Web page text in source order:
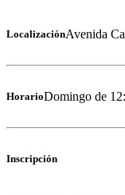
LocalizaciónAvenida
HorarioDomingo de
Inscripción